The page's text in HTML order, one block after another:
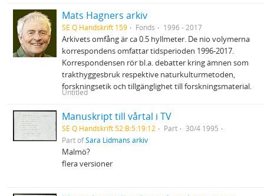
Mats Hagners arkiv
SE Q Handskrift 159 Fonds 1996 - 2017
Arkivets omfång är ca 0.5 hyllmeter. De nio volymerna
korrespondens omfattar tidsperioden 1996-2017.
Korrespondensen rör bl.a. debatter kring ämnen som
trakthyggesbruk respektive naturkulturmetoden,
forskningsetik och tillgänglighet till forskningsmaterial.
Untitled
Manuskript till vårtal i TV
SE Q Handskrift 52:B:5:19:12 Part
30/4 1995
Part ofSara Lidmans arkiv
Malmö?
flera versioner